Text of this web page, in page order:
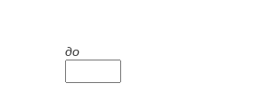
до